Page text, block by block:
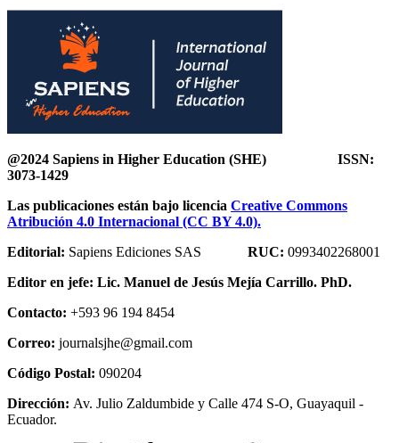
@2024 Sapiens in Higher Education (SHE) ISSN:
3073-1429
Las publicaciones están bajo licencia Creative Commons
Atribución 4.0 Internacional (CC BY 4.0).
Editorial: Sapiens Ediciones SAS RUC: 0993402268001
Editor en jefe: Lic. Manuel de Jesús Mejía Carrillo. PhD.
Contacto: +593 96 194 8454
Correo: journalsjhe@gmail.com
Código Postal: 090204
Dirección: Av. Julio Zaldumbide y Calle 474 S-O, Guayaquil -
Ecuador.